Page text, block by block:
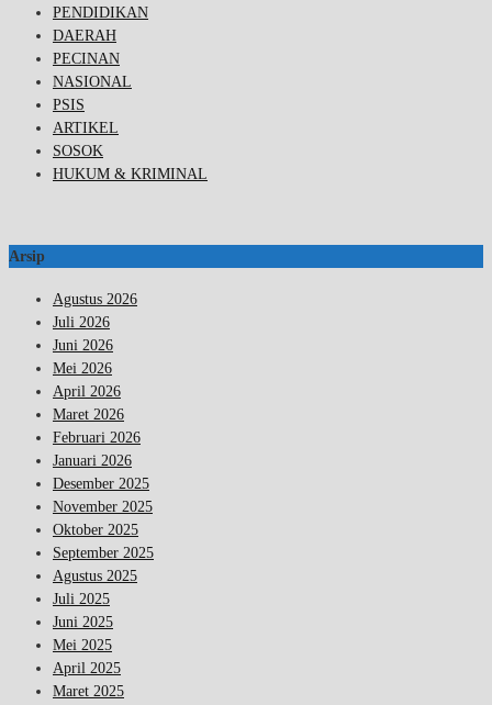
PENDIDIKAN
DAERAH
PECINAN
NASIONAL
PSIS
ARTIKEL
SOSOK
HUKUM & KRIMINAL
Arsip
Agustus 2026
Juli 2026
Juni 2026
Mei 2026
April 2026
Maret 2026
Februari 2026
Januari 2026
Desember 2025
November 2025
Oktober 2025
September 2025
Agustus 2025
Juli 2025
Juni 2025
Mei 2025
April 2025
Maret 2025